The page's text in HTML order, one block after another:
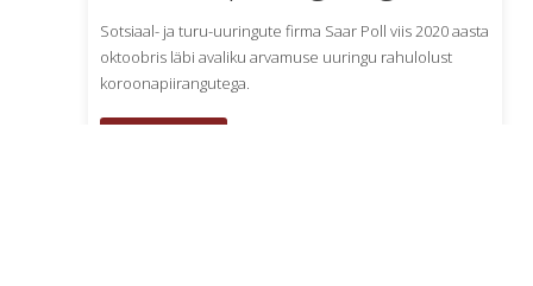
Sotsiaal- ja turu-uuringute firma Saar Poll viis 2020 aasta
oktoobris läbi avaliku arvamuse uuringu rahulolust
koroonapiirangutega.